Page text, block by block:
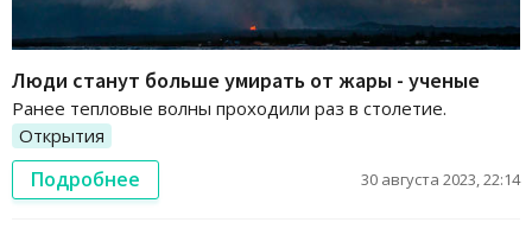
Люди станут больше умирать от жары - ученые
Ранее тепловые волны проходили раз в столетие.
Открытия
Подробнее 30 августа 2023, 22:14